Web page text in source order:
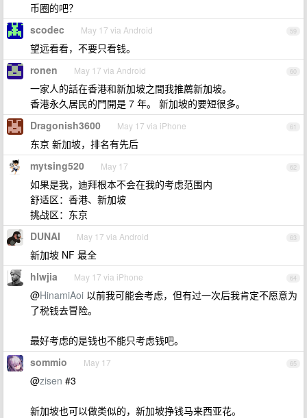
币圈的吧？
59
scodec May 17 via Android
望远看看，不要只看钱。
60
ronen May 17 via Android
一家人的話在香港和新加坡之間我推薦新加坡。
香港永久居民的門開是 7 年。 新加坡的要短很多。
61
Dragonish3600 May 17 via iPhone
东京 新加坡，排名有先后
62
mytsing520 May 17
如果是我，迪拜根本不会在我的考虑范围内
舒适区：香港、新加坡
挑战区：东京
63
DUNAI May 17 via Android
新加坡 NF 最全
64
hlwjia May 17 via iPhone
@HinamiAoi 以前我可能会考虑，但有过一次后我肯定不愿意为
了税钱去冒险。
最好考虑的是钱也不能只考虑钱吧。
65
sommio May 17
@zisen #3
新加坡也可以做类似的，新加坡挣钱马来西亚花。